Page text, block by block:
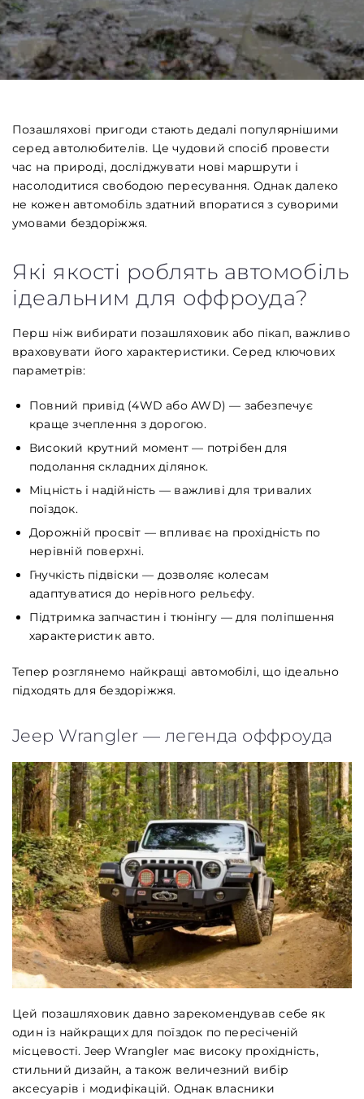
Позашляхові пригоди стають дедалі популярнішими
серед автолюбителів. Це чудовий спосіб провести
час на природі, досліджувати нові маршрути і
насолодитися свободою пересування. Однак далеко
не кожен автомобіль здатний впоратися з суворими
умовами бездоріжжя.
Які якості роблять автомобіль
ідеальним для оффроуда?
Перш ніж вибирати позашляховик або пікап, важливо
враховувати його характеристики. Серед ключових
параметрів:
Повний привід (4WD або AWD) — забезпечує
краще зчеплення з дорогою.
Високий крутний момент — потрібен для
подолання складних ділянок.
Міцність і надійність — важливі для тривалих
поїздок.
Дорожній просвіт — впливає на прохідність по
нерівній поверхні.
Гнучкість підвіски — дозволяє колесам
адаптуватися до нерівного рельєфу.
Підтримка запчастин і тюнінгу — для поліпшення
характеристик авто.
Тепер розглянемо найкращі автомобілі, що ідеально
підходять для бездоріжжя.
Jeep Wrangler — легенда оффроуда
Цей позашляховик давно зарекомендував себе як
один із найкращих для поїздок по пересіченій
місцевості. Jeep Wrangler має високу прохідність,
стильний дизайн, а також величезний вибір
аксесуарів і модифікацій. Однак власники